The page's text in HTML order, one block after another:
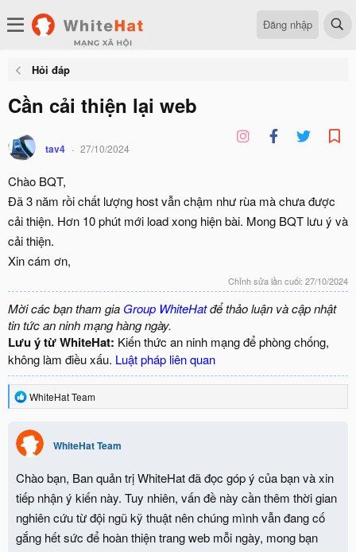
Đăng nhập
Hỏi đáp
Cần cải thiện lại web
tav4 27/10/2024
Chào BQT,
Đã 3 năm rồi chất lượng host vẫn chậm như rùa mà chưa được
cải thiện. Hơn 10 phút mới load xong hiện bài. Mong BQT lưu ý và
cải thiện.
Xin cám ơn,
Chỉnh sửa lần cuối: 27/10/2024
Mời các bạn tham gia Group WhiteHatđể thảo luận và cập nhật
tin tức an ninh mạng hàng ngày.
Lưu ý từ WhiteHat: Kiến thức an ninh mạng để phòng chống,
không làm điều xấu. Luật pháp liên quan
R
e
c
o
n
s
:
WhiteHat Team
WhiteHat Team
Chào bạn, Ban quản trị WhiteHat đã đọc góp ý của bạn và xin
tiếp nhận ý kiến này. Tuy nhiên, vấn đề này cần thêm thời gian
nghiên cứu từ đội ngũ kỹ thuật nên chúng mình vẫn đang cố
gắng hết sức để hoàn thiện trang web mỗi ngày, mong bạn